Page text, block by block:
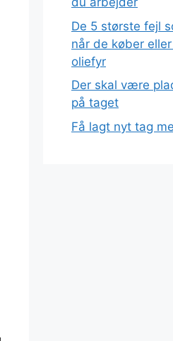
De 5 største fejl
når de køber
oliefyr
Der skal være
på taget
Få lagt nyt tag